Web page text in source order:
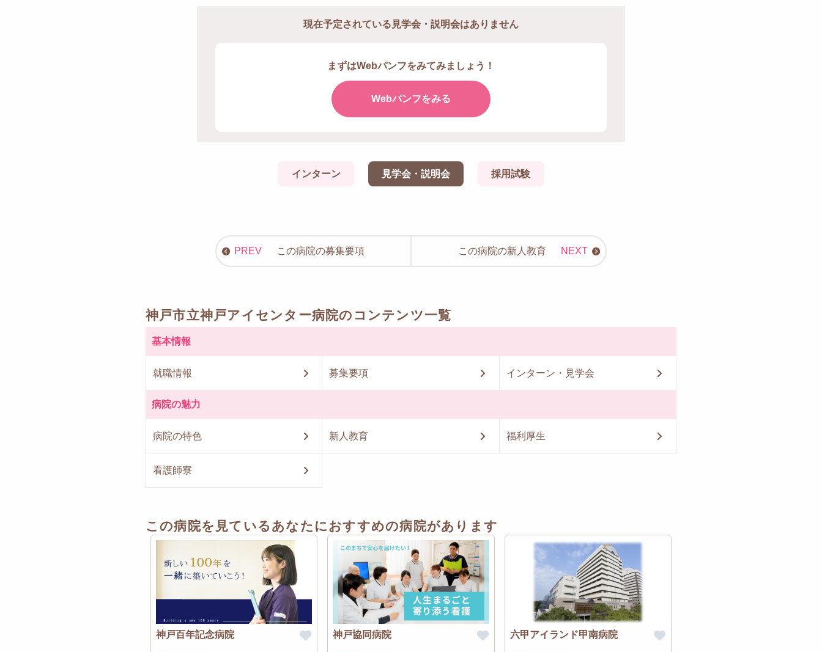
現在予定されている 見学会・説明会はありません
まずはWebパンフをみてみましょう！
Webパンフをみる
インターン 見学会・説明会 採用試験
この病院の募集要項 この病院の新人教育
神戸市立神戸アイセンター病院のコンテンツ一覧
基本情報
就職情報 募集要項 インターン・見学会
病院の魅力
病院の特色 新人教育 福利厚生
看護師寮
この病院を見ているあなたにおすすめの病院があります
神戸百年記念病院 神戸協同病院 六甲アイランド甲南病院